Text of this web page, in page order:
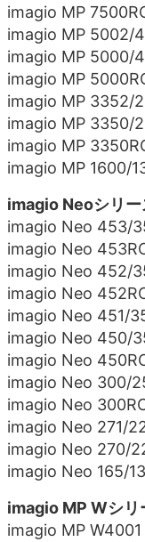
imagio MP
imagio MP 5002/
imagio MP 5000/
imagio MP
imagio MP 3352/
imagio MP 3350/
imagio MP
imagio MP 1600/
imagio Neoシリー
imagio Neo 453/
imagio Neo
imagio Neo 452/
imagio Neo
imagio Neo 451/
imagio Neo 450/
imagio Neo
imagio Neo 300/
imagio Neo
imagio Neo 271/
imagio Neo 270/
imagio Neo 165/
imagio MP Wシリ
imagio MP W4001